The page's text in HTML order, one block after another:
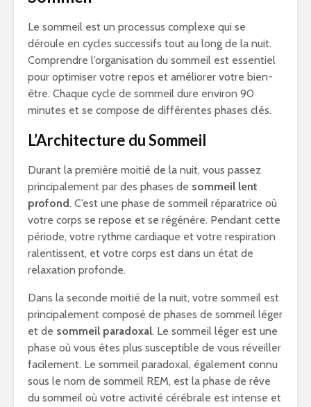
Le sommeil est un processus complexe qui se
déroule en cycles successifs tout au long de la nuit.
Comprendre l’organisation du sommeil est essentiel
pour optimiser votre repos et améliorer votre bien-
être. Chaque cycle de sommeil dure environ 90
minutes et se compose de différentes phases clés.
L’Architecture du Sommeil
Durant la première moitié de la nuit, vous passez
principalement par des phases de sommeil lent
profond. C’est une phase de sommeil réparatrice où
votre corps se repose et se régénère. Pendant cette
période, votre rythme cardiaque et votre respiration
ralentissent, et votre corps est dans un état de
relaxation profonde.
Dans la seconde moitié de la nuit, votre sommeil est
principalement composé de phases de sommeil léger
et de sommeil paradoxal. Le sommeil léger est une
phase où vous êtes plus susceptible de vous réveiller
facilement. Le sommeil paradoxal, également connu
sous le nom de sommeil REM, est la phase de rêve
du sommeil où votre activité cérébrale est intense et